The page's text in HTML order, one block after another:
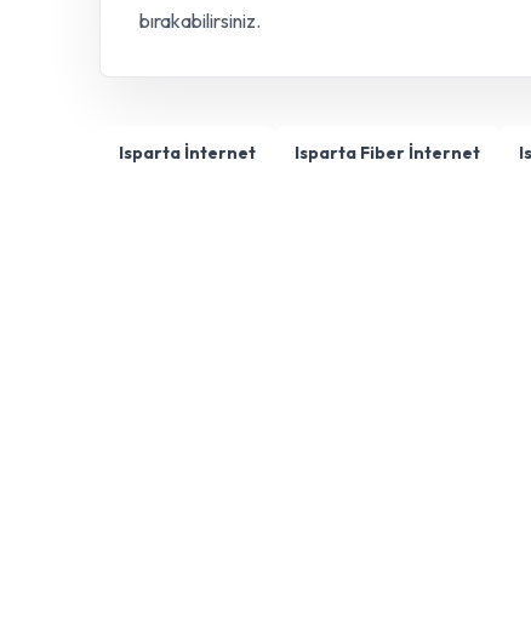
bırakabilirsiniz.
Isparta İnternet Isparta Fiber İnternet